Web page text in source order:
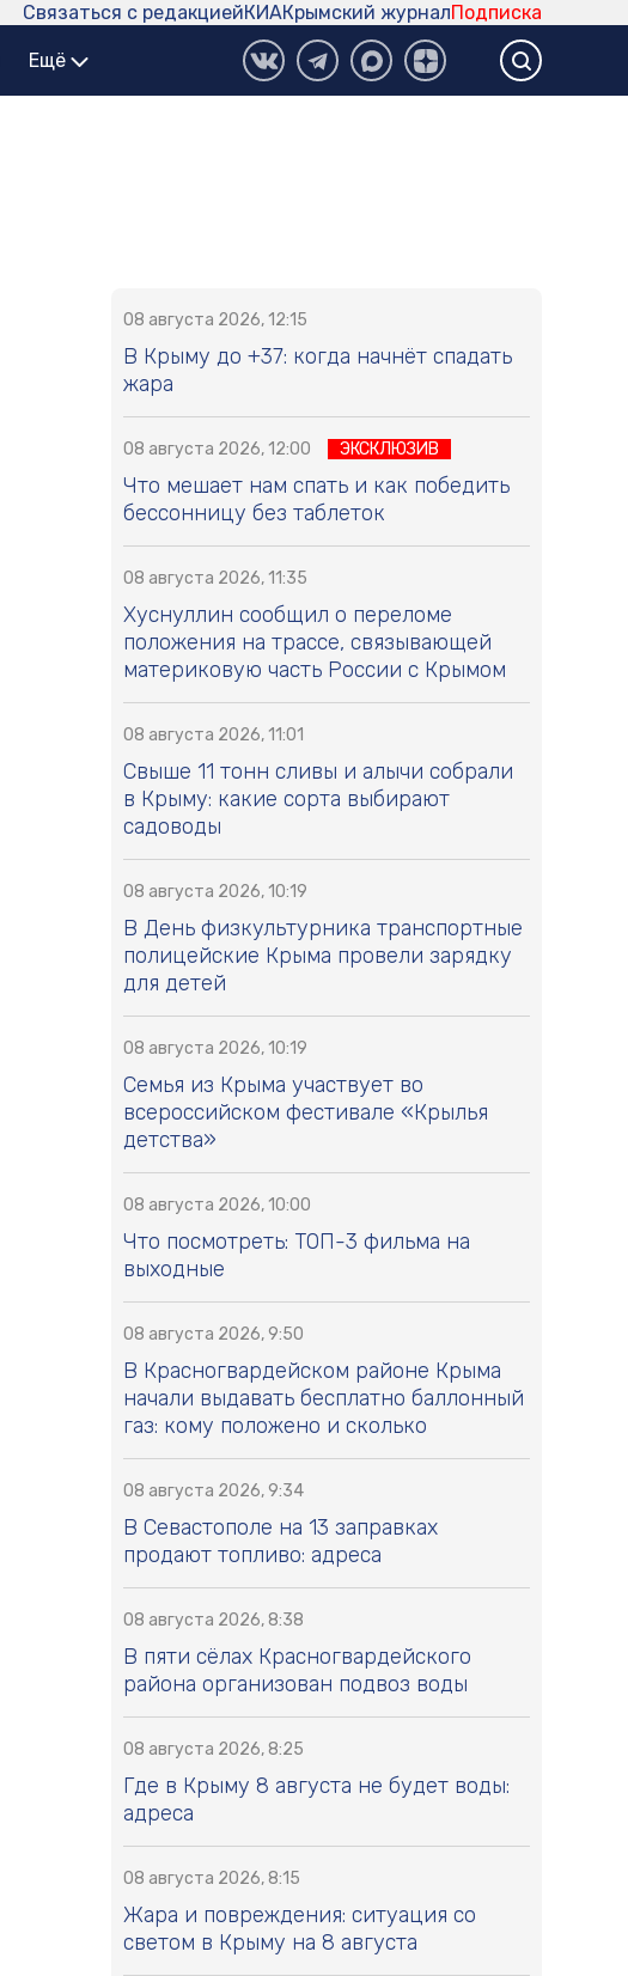
Подписка
Крымский журнал
КИА
Связаться с редакцией
Ещё
08 августа 2026, 12:15
В Крыму до +37: когда начнёт спадать
жара
08 августа 2026, 12:00 ЭКСКЛЮЗИВ
Что мешает нам спать и как победить
бессонницу без таблеток
08 августа 2026, 11:35
Хуснуллин сообщил о переломе
положения на трассе, связывающей
материковую часть России с Крымом
08 августа 2026, 11:01
Свыше 11 тонн сливы и алычи собрали
в Крыму: какие сорта выбирают
садоводы
08 августа 2026, 10:19
В День физкультурника транспортные
полицейские Крыма провели зарядку
для детей
08 августа 2026, 10:19
Семья из Крыма участвует во
всероссийском фестивале «Крылья
детства»
08 августа 2026, 10:00
Что посмотреть: ТОП-3 фильма на
выходные
08 августа 2026, 9:50
В Красногвардейском районе Крыма
начали выдавать бесплатно баллонный
газ: кому положено и сколько
08 августа 2026, 9:34
В Севастополе на 13 заправках
продают топливо: адреса
08 августа 2026, 8:38
В пяти сёлах Красногвардейского
района организован подвоз воды
08 августа 2026, 8:25
Где в Крыму 8 августа не будет воды:
адреса
08 августа 2026, 8:15
Жара и повреждения: ситуация со
светом в Крыму на 8 августа